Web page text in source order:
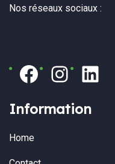
Nos réseaux sociaux :
Information
Home